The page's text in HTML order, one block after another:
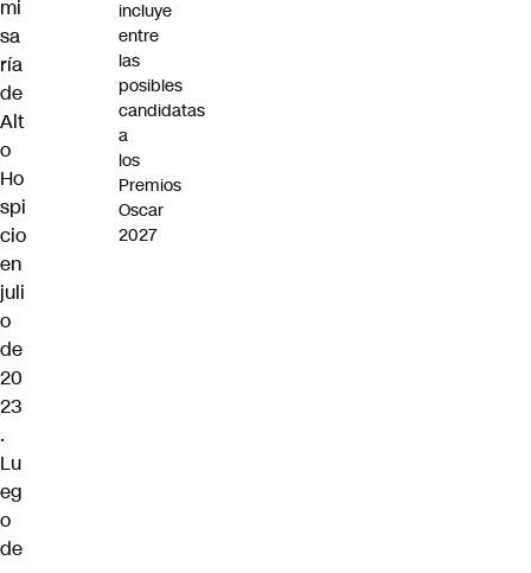
mi
sa
ría
de
Alt
o
Ho
spi
cio
en
juli
o
de
20
23
.
Lu
eg
o
de
incluye
entre
las
posibles
candidatas
a
los
Premios
Oscar
2027